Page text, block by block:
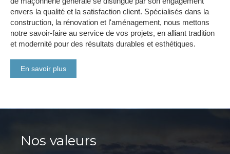
envers la qualité et la satisfaction client. Spécialisés dans la
construction, la rénovation et l'aménagement, nous mettons
notre savoir-faire au service de vos projets, en alliant tradition
et modernité pour des résultats durables et esthétiques.
En savoir plus
Nos valeurs